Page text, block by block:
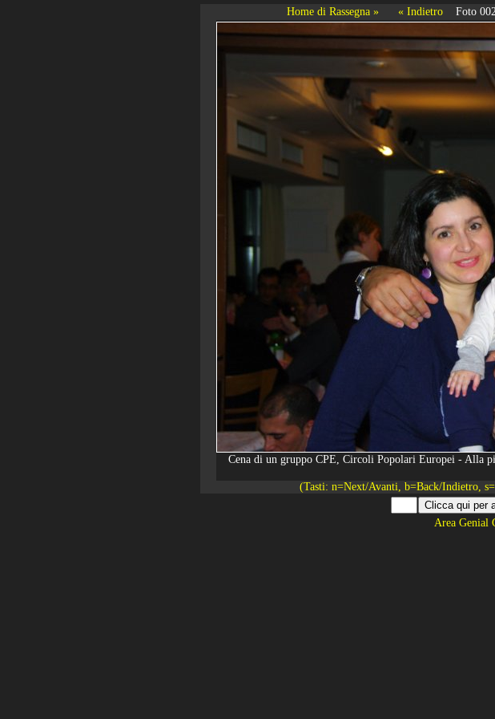
Home di Rassegna » « Indietro Foto
Cena di un gruppo CPE, Circoli Popolari Europei - Alla
(Tasti: n=Next/Avanti, b=Back/Indietro,
Area Genial